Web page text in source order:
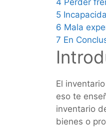
4 Perder
5
6 Mala
7 En
El
eso te
inventario
bienes o